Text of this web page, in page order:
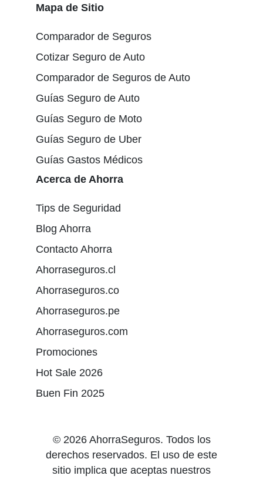
Mapa de Sitio
Comparador de Seguros
Cotizar Seguro de Auto
Comparador de Seguros de Auto
Guías Seguro de Auto
Guías Seguro de Moto
Guías Seguro de Uber
Guías Gastos Médicos
Acerca de Ahorra
Tips de Seguridad
Blog Ahorra
Contacto Ahorra
Ahorraseguros.cl
Ahorraseguros.co
Ahorraseguros.pe
Ahorraseguros.com
Promociones
Hot Sale 2026
Buen Fin 2025
© 2026 AhorraSeguros. Todos los
derechos reservados. El uso de este
sitio implica que aceptas nuestros